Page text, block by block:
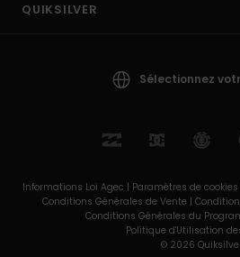
QUIKSILVER
Sélectionnez
Informations Loi Agec | Paramètres de cookies
Conditions Générales de Vente |
Conditions Générales du
Politique d'Utilisation
© 2026